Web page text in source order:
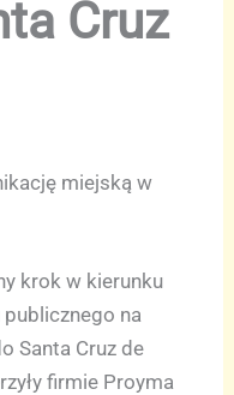
Cruz
miejską w
krok w kierunku
na
Santa Cruz de
firmie Proyma